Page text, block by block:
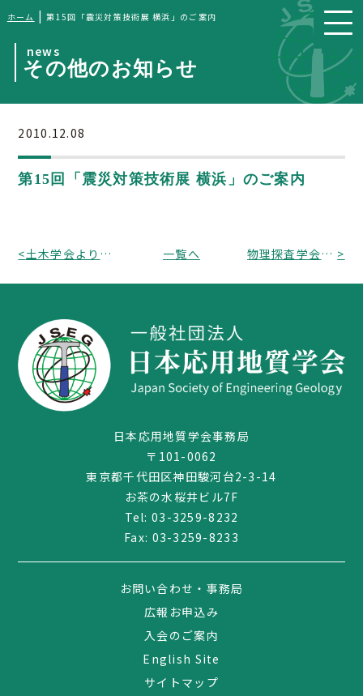
03-3259-8232
ホーム |第15回「震災対策技術展 横浜」のご案内
news
その他のお知らせ
2010.12.08
第15回「震災対策技術展 横浜」のご案内
< 土木学会より「第16回地下空間シンポジウム」のご案内 一覧へ 物理探査学会より ワンデーセミナ－「物理探査と岩石物性」開催のお知らせ >
日本応用地質学会事務局
〒101-0062
東京都千代田区神田駿河台2-3-14
お茶の水桜井ビル7F
Tel:03-3259-8232
Fax: 03-3259-8233
お問い合わせ・事務局
広報お申込み
入会のご案内
English Site
サイトマップ